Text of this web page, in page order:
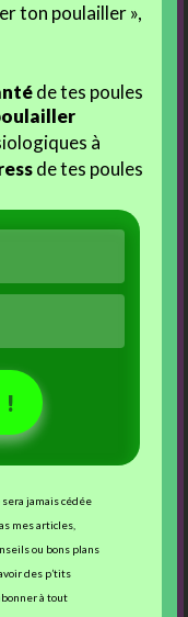
de journée !
ton poulailler »,
de tes poules
à
de tes poules
!
jamais cédée
mes articles,
ou bons plans
des p’tits
à tout